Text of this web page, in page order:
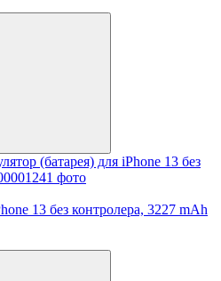
13 без контролера, 3227 mAh